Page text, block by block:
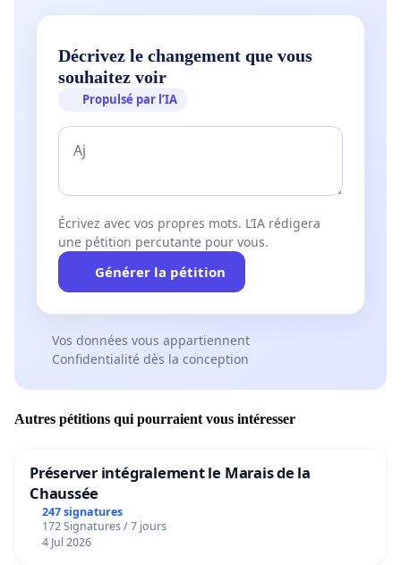
Décrivez le changement que vous
souhaitez voir
Propulsé par l’IA
Écrivez avec vos propres mots. L’IA rédigera
une pétition percutante pour vous.
Générer la pétition
Vos données vous appartiennent
Confidentialité dès la conception
Autres pétitions qui pourraient vous intéresser
Préserver intégralement le Marais de la
Chaussée
247 signatures
172 Signatures / 7 jours
4 Jul 2026